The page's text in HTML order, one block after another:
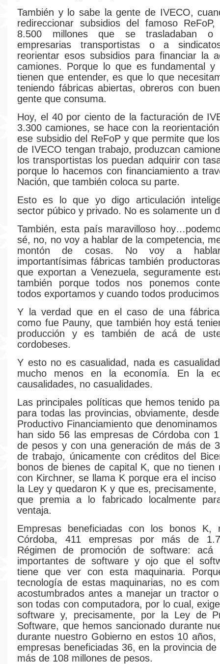
También y lo sabe la gente de IVECO,
redireccionar subsidios del famoso
8.500 millones que se trasladaban o
empresarias transportistas o a
reorientar esos subsidios para financiar la
camiones. Porque lo que es fundamental
tienen que entender, es que lo que
teniendo fábricas abiertas, obreros con
gente que consuma.
Hoy, el 40 por ciento de la facturación de
3.300 camiones, se hace con la
ese subsidio del ReFoP y que permite que
de IVECO tengan trabajo, produzcan
los transportistas los puedan adquirir con
porque lo hacemos con financiamiento a
Nación, que también coloca su parte.
Esto es lo que yo digo articulación
sector púbico y privado. No es solamente un
También, esta país maravilloso
sé, no, no voy a hablar de la competencia,
montón de cosas. No voy a
importantísimas fábricas también
que exportan a Venezuela, seguramente
también porque todos nos ponemos
todos exportamos y cuando todos
Y la verdad que en el caso de una fábrica
como fue Pauny, que también hoy está
producción y es también de acá de
cordobeses.
Y esto no es casualidad, nada es
mucho menos en la economía. En la
causalidades, no casualidades.
Las principales políticas que hemos tenido
para todas las provincias, obviamente,
Productivo Financiamiento que
han sido 56 las empresas de Córdoba con
de pesos y con una generación de más de
de trabajo, únicamente con créditos del
bonos de bienes de capital K, que no tienen
con Kirchner, se llama K porque era el
la Ley y quedaron K y que es,
que premia a lo fabricado localmente
ventaja.
Empresas beneficiadas con los bonos K,
Córdoba, 411 empresas por más de
Régimen de promoción de software: acá
importantes de software y ojo que el
tiene que ver con esta maquinaria.
tecnología de estas maquinarias, no es
acostumbrados antes a manejar un tractor
son todas con computadora, por lo cual,
software y, precisamente, por la Ley de
Software, que hemos sancionado durante
durante nuestro Gobierno en estos 10 años,
empresas beneficiadas 36, en la provincia de
más de 108 millones de pesos.